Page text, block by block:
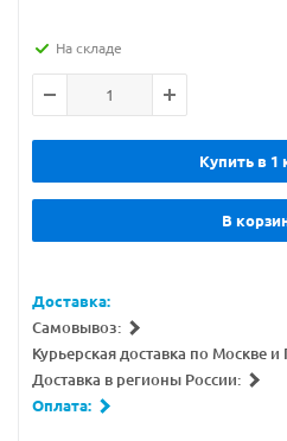
На складе
Купить в 1
В
Доставка:
Самовывоз:
Курьерская доставка по Москве
Доставка в регионы России:
Оплата: